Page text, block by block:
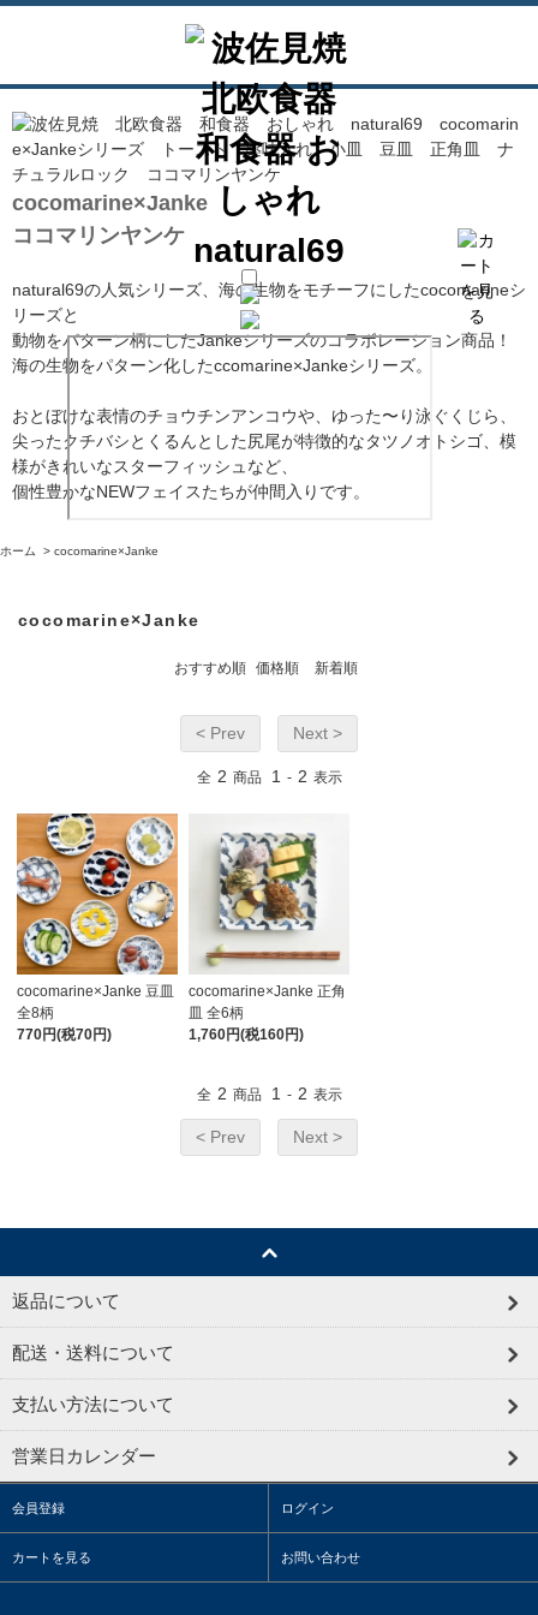
cocomarine×Janke
ココマリンヤンケ
natural69の人気シリーズ、海の生物をモチーフにしたcocomarineシ
リーズと
動物をパターン柄にしたJankeシリーズのコラボレーション商品！
海の生物をパターン化したccomarine×Jankeシリーズ。
おとぼけな表情のチョウチンアンコウや、ゆった〜り泳ぐくじら、
尖ったクチバシとくるんとした尻尾が特徴的なタツノオトシゴ、模
様がきれいなスターフィッシュなど、
個性豊かなNEWフェイスたちが仲間入りです。
ホーム > cocomarine×Janke
cocomarine×Janke
おすすめ順 価格順 新着順
< Prev Next >
全 2 商品 1 - 2 表示
cocomarine×Janke 豆皿
全8柄
770円(税70円)
cocomarine×Janke 正角
皿 全6柄
1,760円(税160円)
全 2 商品 1 - 2 表示
< Prev Next >
返品について
配送・送料について
支払い方法について
営業日カレンダー
会員登録 ログイン
カートを見る お問い合わせ